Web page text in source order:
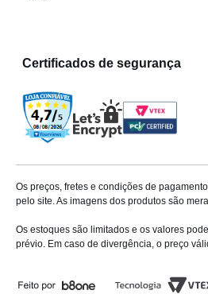
Certificados de segurança
Os preços, fretes e condições de
pelo site. As imagens dos produtos são
Os estoques são limitados e os valores
prévio. Em caso de divergência, o preço